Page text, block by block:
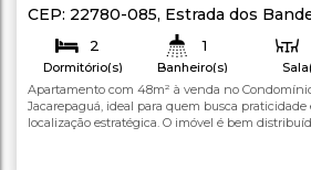
Condomínio Village Vip -
Janeiro
CEP: 22780-085, Estrada dos
Rio de Janeiro
2
Dormitório(s)
1
Banheiro(s)
Total:48.00 m² Útil: 48.00m²
Apartamento com 48m² à venda no
Jacarepaguá, ideal para quem busca
localização estratégica. O imóvel é bem
aconchegante, cozinha americana que integra
espaço, dois quartos e um banheiro social,